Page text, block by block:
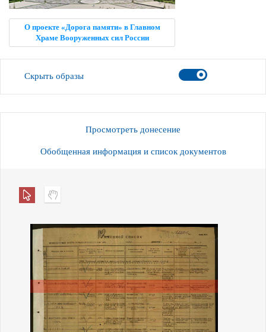
О проекте «Дорога памяти» в Главном
Храме Вооруженных сил России
Скрыть образы
Просмотреть донесение
Обобщенная информация и список документов